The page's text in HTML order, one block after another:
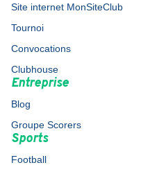
Site internet MonSiteClub
Tournoi
Convocations
Clubhouse
Entreprise
Blog
Groupe Scorers
Sports
Football